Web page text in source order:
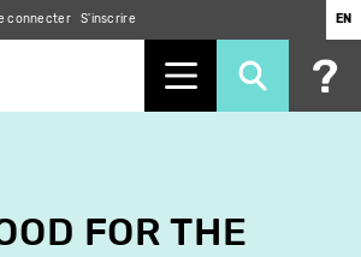
connecter S'inscrire EN
FOR THE